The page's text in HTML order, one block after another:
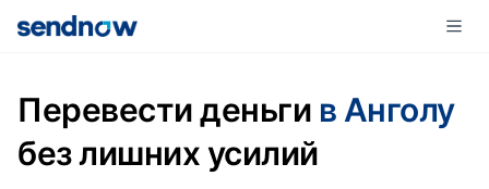
Перевести деньги в Анголу
без лишних усилий